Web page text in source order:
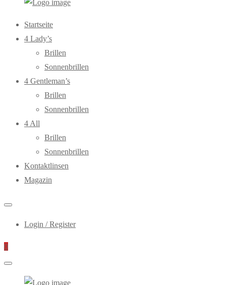
Primary
Menu
Startseite
4 Lady’s
Brillen
Sonnenbrillen
4 Gentleman’s
Brillen
Sonnenbrillen
4 All
Brillen
Sonnenbrillen
Kontaktlinsen
Magazin
Login / Register
0